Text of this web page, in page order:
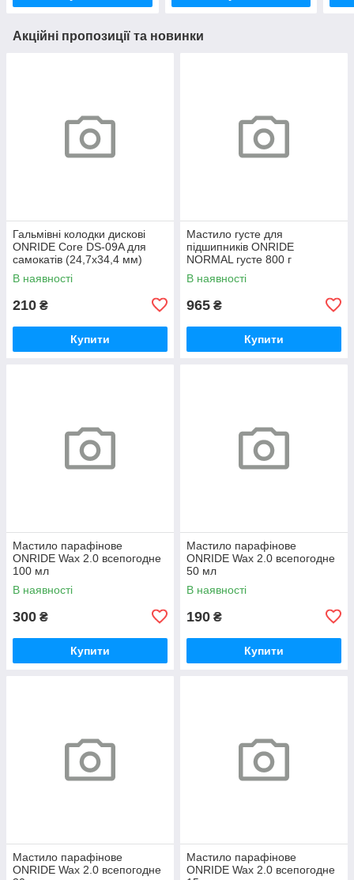
Акційні пропозиції та новинки
Гальмівні колодки дискові
ONRIDE Core DS-09A для
самокатів (24,7х34,4 мм)
напівметал
В наявності
210 ₴
Купити
Мастило густе для
підшипників ONRIDE
NORMAL густе 800 г
(металева банка)
В наявності
965 ₴
Купити
Мастило парафінове
ONRIDE Wax 2.0 всепогодне
100 мл
В наявності
300 ₴
Купити
Мастило парафінове
ONRIDE Wax 2.0 всепогодне
50 мл
В наявності
190 ₴
Купити
Мастило парафінове
ONRIDE Wax 2.0 всепогодне
Мастило парафінове
ONRIDE Wax 2.0 всепогодне